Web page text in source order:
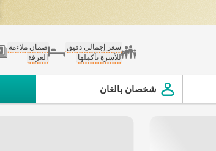
سعر إجمالي دقيق
للأسرة بأكملها
ضمان ملاءمة
الغرفة
شخصان بالغان